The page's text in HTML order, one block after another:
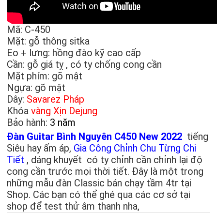
Mã: C-450
Mặt: gỗ thông sitka
Eo + lưng: hồng đào kỹ cao cấp
Cần: gỗ giá tỵ , có ty chống cong cần
Mặt phím: gõ mật
Ngựa: gõ mật
Dây: Savarez Pháp
Khóavàng Xịn Dejung
Bảo hành: 3 năm
Đàn Guitar Bình Nguyên C450 New 2022 tiếng
Siêu hay ấm áp, Gia Công Chỉnh Chu Từng Chi
Tiết , dáng khuyết có ty chỉnh cần chỉnh lại độ
cong cần trước mọi thời tiết. Đây là một trong
những mẫu đàn Classic bán chạy tầm 4tr tại
Shop. Các bạn có thể ghé qua các cơ sở tại
shop để test thử âm thanh nha,